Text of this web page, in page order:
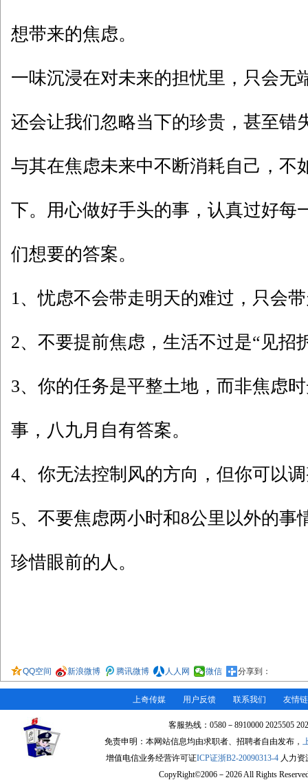
想带来的焦虑。
一味沉浸在对未来的担忧里，只会无
还会让我们忽略当下的珍贵，甚至错
与其在焦虑未来中不断消耗自己，不
下。用心做好手头的事，认真过好每
们想要的答案。
1、忧虑不会带走明天的难过，只会
2、不要提前焦虑，生活不过是“见招
3、你的任务是平整土地，而非焦虑
事，八九月自有答案。
4、你无法控制风的方向，但你可以
5、不要焦虑两小时和8公里以外的事
珍惜眼前的人。
QQ空间 新浪微博 腾讯微博 人人网 微信 分享到：
上奇传媒 用户反馈 联系我们 友情
客服热线：0580－8910000 2025505
免责申明：本网站信息均由求职者、招聘者自由发布，
增值电信业务经营许可证ICP证浙B2-20090313-4 人力资
CopyRight©2006－2026 All Rights